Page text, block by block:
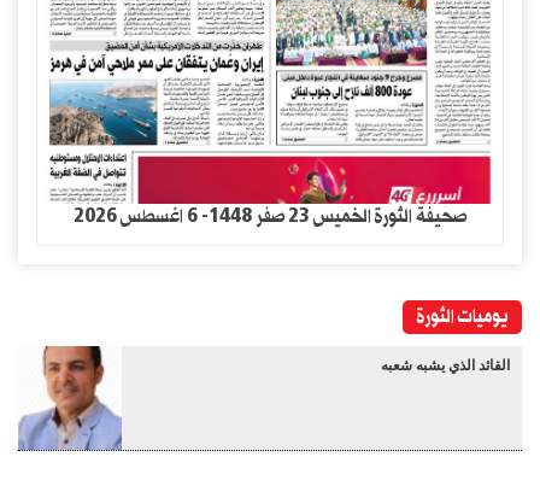
صحيفة الثورة الخميس 23 صفر 1448- 6 اغسطس 2026
يوميات الثورة
القائد الذي يشبه شعبه